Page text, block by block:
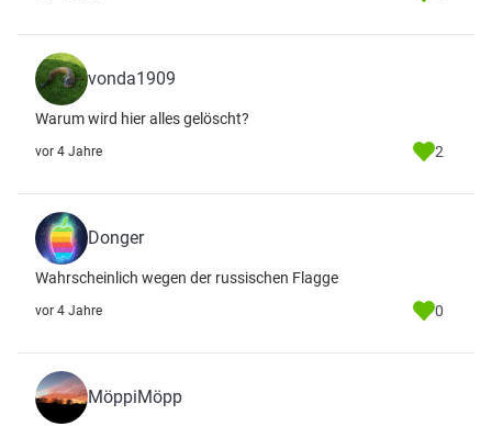
vonda1909
Warum wird hier alles gelöscht?
vor 4 Jahre 2
Donger
Wahrscheinlich wegen der russischen Flagge
vor 4 Jahre 0
MöppiMöpp